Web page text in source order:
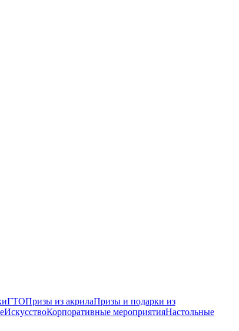
ГТОПризы из акрилаПризы и подарки из
ИскусствоКорпоративные мероприятияНастольные